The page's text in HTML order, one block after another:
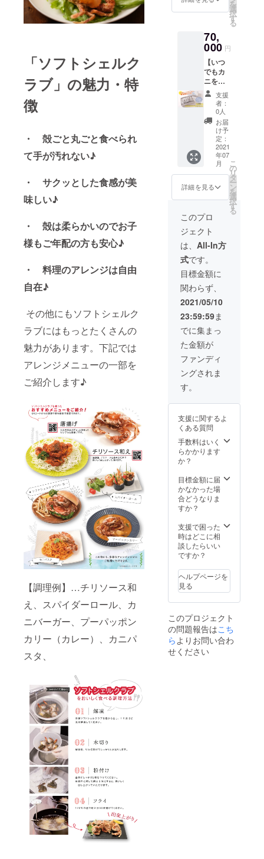
「ソフトシェルク
ラブ」の魅力・特
徴
・ 殻ごと丸ごと食べられ
て手が汚れない♪
・ サクッとした食感が美
味しい♪
・ 殻は柔らかいのでお子
様もご年配の方も安心♪
・ 料理のアレンジは自由
自在♪
その他にもソフトシェルク
ラブにはもっとたくさんの
魅力があります。下記では
アレンジメニューの一部を
ご紹介します♪
【調理例】…チリソース和
え、スパイダーロール、カ
ニバーガー、プーパッポン
カリー（カレー）、カニパ
スタ、
り×10
/10kg）
ト）
に、支
として
名前を
入れさ
せてい
ただき
ます。
コロナ
の影響
で船便
でしか
盾を現
地に発
送でき
ない
為、
2021年
10月頃
予定で
す。可
能な限
り半永
久的に
掲載し
続けま
す。 さ
らに
「殻ご
と食べ
られる
カニ」
通称ソ
フト
シェル
クラブ
を1箱
）をお
贈りし
ます。
※画像は
イメー
ジです
を
選
択
す
る
70,
000 円
【いつ
でもカ
ニを楽
しめる
コース
♪（大）
】 「殻
ごと食
べられ
るカ
ニ」通
称ソフ
トシェ
ルクラ
ブ1年分
です
（360
匹)。 好
きなタ
イミン
グで1箱
１kgず
つ発送
しま
す！合
計20箱
まで♪
発送期
限：
2022年
12月12
日 リ
ターン
内容：
18匹入
/20kg）
支援
者：
0人
お届
け予
定：
2021
年07
月
詳細を見る
こ
の
リ
タ
ー
ン
を
選
択
す
る
このプロ
ジェクト
は、 All-In方
式です。
目標金額に
関わらず、
2021/05/10
23:59:59ま
でに集まっ
た金額が
ファンディ
ングされま
す。
支援に関するよ
くある質問
手数料はいく
らかかります
か？
目標金額に届
かなかった場
合どうなりま
すか？
支援で困った
時はどこに相
談したらいい
ですか？
ヘルプページを
見る
このプロジェクト
の問題報告はこち
ら よりお問い合わ
せください